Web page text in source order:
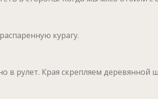
курагу.
в рулет. Края скрепляем деревянной